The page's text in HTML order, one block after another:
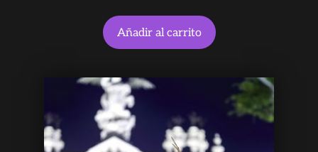
Añadir al carrito